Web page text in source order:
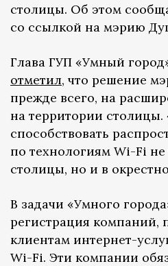
столицы. Об этом
со ссылкой на мэрию
Глава ГУП «Умный
отметил, что решение
прежде всего, на
на территории
способствовать
по технологиям Wi-Fi не
столицы, но и в
В задачи «Умного
регистрация компаний,
клиентам интернет-
Wi-Fi. Эти компании